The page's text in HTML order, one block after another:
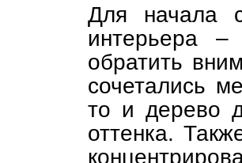
Для начала
интерьера
обратить
сочетались
то и дерево
оттенка.